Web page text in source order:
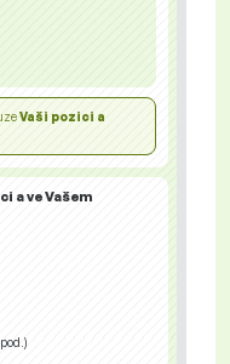
Vaši pozici a
a ve Vašem